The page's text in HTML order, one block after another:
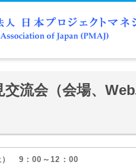
交流会（会場、
） 9：00～12：00